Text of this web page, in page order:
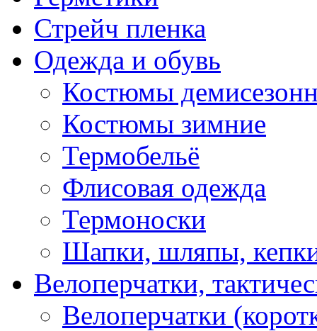
Стрейч пленка
Одежда и обувь
Костюмы
Костюмы зимние
Термобельё
Флисовая одежда
Термоноски
Шапки, шляпы,
Велоперчатки,
Велоперчатки